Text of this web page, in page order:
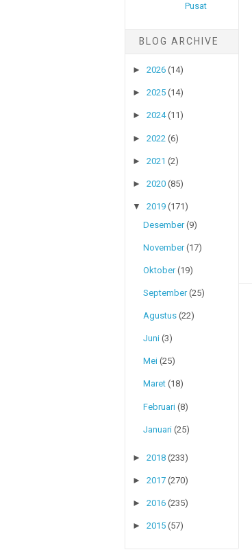
Pusat
BLOG ARCHIVE
►2026 (14)
►2025 (14)
►2024 (11)
►2022 (6)
►2021 (2)
►2020 (85)
▼ 2019 (171)
Desember (9)
November (17)
Oktober (19)
September (25)
Agustus (22)
Juni (3)
Mei (25)
Maret (18)
Februari (8)
Januari (25)
►2018 (233)
►2017 (270)
►2016 (235)
►2015 (57)